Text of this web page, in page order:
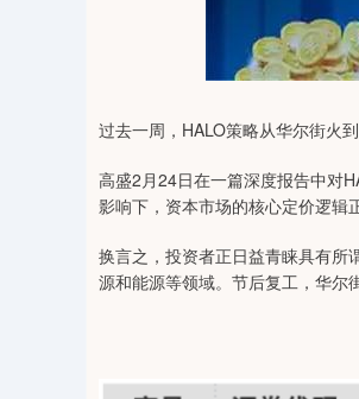
过去一周，HALO策略从华尔街火到
高盛2月24日在一篇深度报告中对
影响下，资本市场的核心定价逻辑
换言之，投资者正日益青睐具有所
源和能源等领域。节后复工，华尔
深证成指